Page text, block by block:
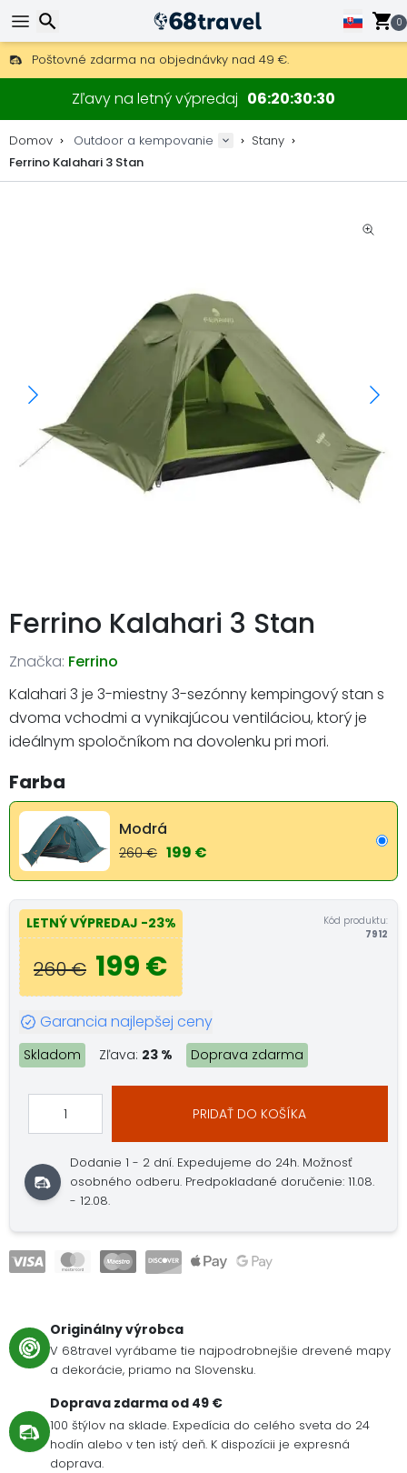
0
Poštovné zdarma na objednávky nad 49 €.
30 dní na vrátenie, 90 dní na drevené mapy a dekorácie.
Najlepšie ceny na outdoor vybavenie a doplnky.
Zľavy na letný výpredaj 06 20 30 29
Domov Outdoor a kempovanie
Stany
Ferrino Kalahari 3 Stan
Ferrino Kalahari 3 Stan
Značka: Ferrino
Kalahari 3 je 3-miestny 3-sezónny kempingový stan s
dvoma vchodmi a vynikajúcou ventiláciou, ktorý je
ideálnym spoločníkom na dovolenku pri mori.
Farba
Modrá
260 € 199 €
LETNÝ VÝPREDAJ -23%
260 € 199 €
Kód produktu:
7912
Garancia najlepšej ceny
Skladom Zľava: 23 % Doprava zdarma
PRIDAŤ DO KOŠÍKA
Dodanie 1 - 2 dní. Expedujeme do 24h. Možnosť
osobného odberu. Predpokladané doručenie: 11.08.
- 12.08.
Originálny výrobca
V 68travel vyrábame tie najpodrobnejšie drevené mapy
a dekorácie, priamo na Slovensku.
Doprava zdarma od 49 €
100 štýlov na sklade. Expedícia do celého sveta do 24
hodín alebo v ten istý deň. K dispozícii je expresná
doprava.
Hľadať